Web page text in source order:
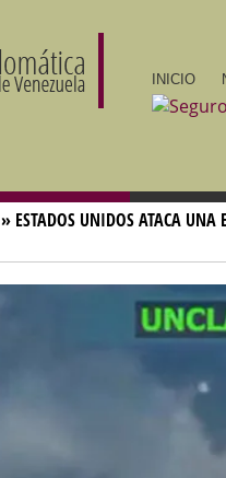
INICIO
» ESTADOS UNIDOS ATACA UNA